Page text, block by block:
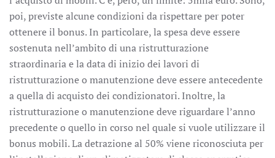
poi, previste alcune condizioni da rispettare per poter
ottenere il bonus. In particolare, la spesa deve essere
sostenuta nell’ambito di una ristrutturazione
straordinaria e la data di inizio dei lavori di
ristrutturazione o manutenzione deve essere antecedente
a quella di acquisto dei condizionatori. Inoltre, la
ristrutturazione o manutenzione deve riguardare l’anno
precedente o quello in corso nel quale si vuole utilizzare il
bonus mobili. La detrazione al 50% viene riconosciuta per